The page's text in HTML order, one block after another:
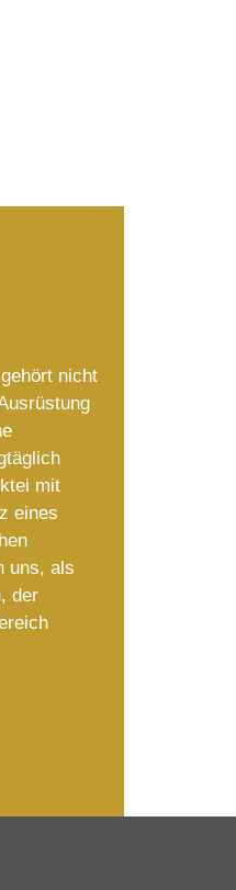
nicht
mit
eines
uns, als
der